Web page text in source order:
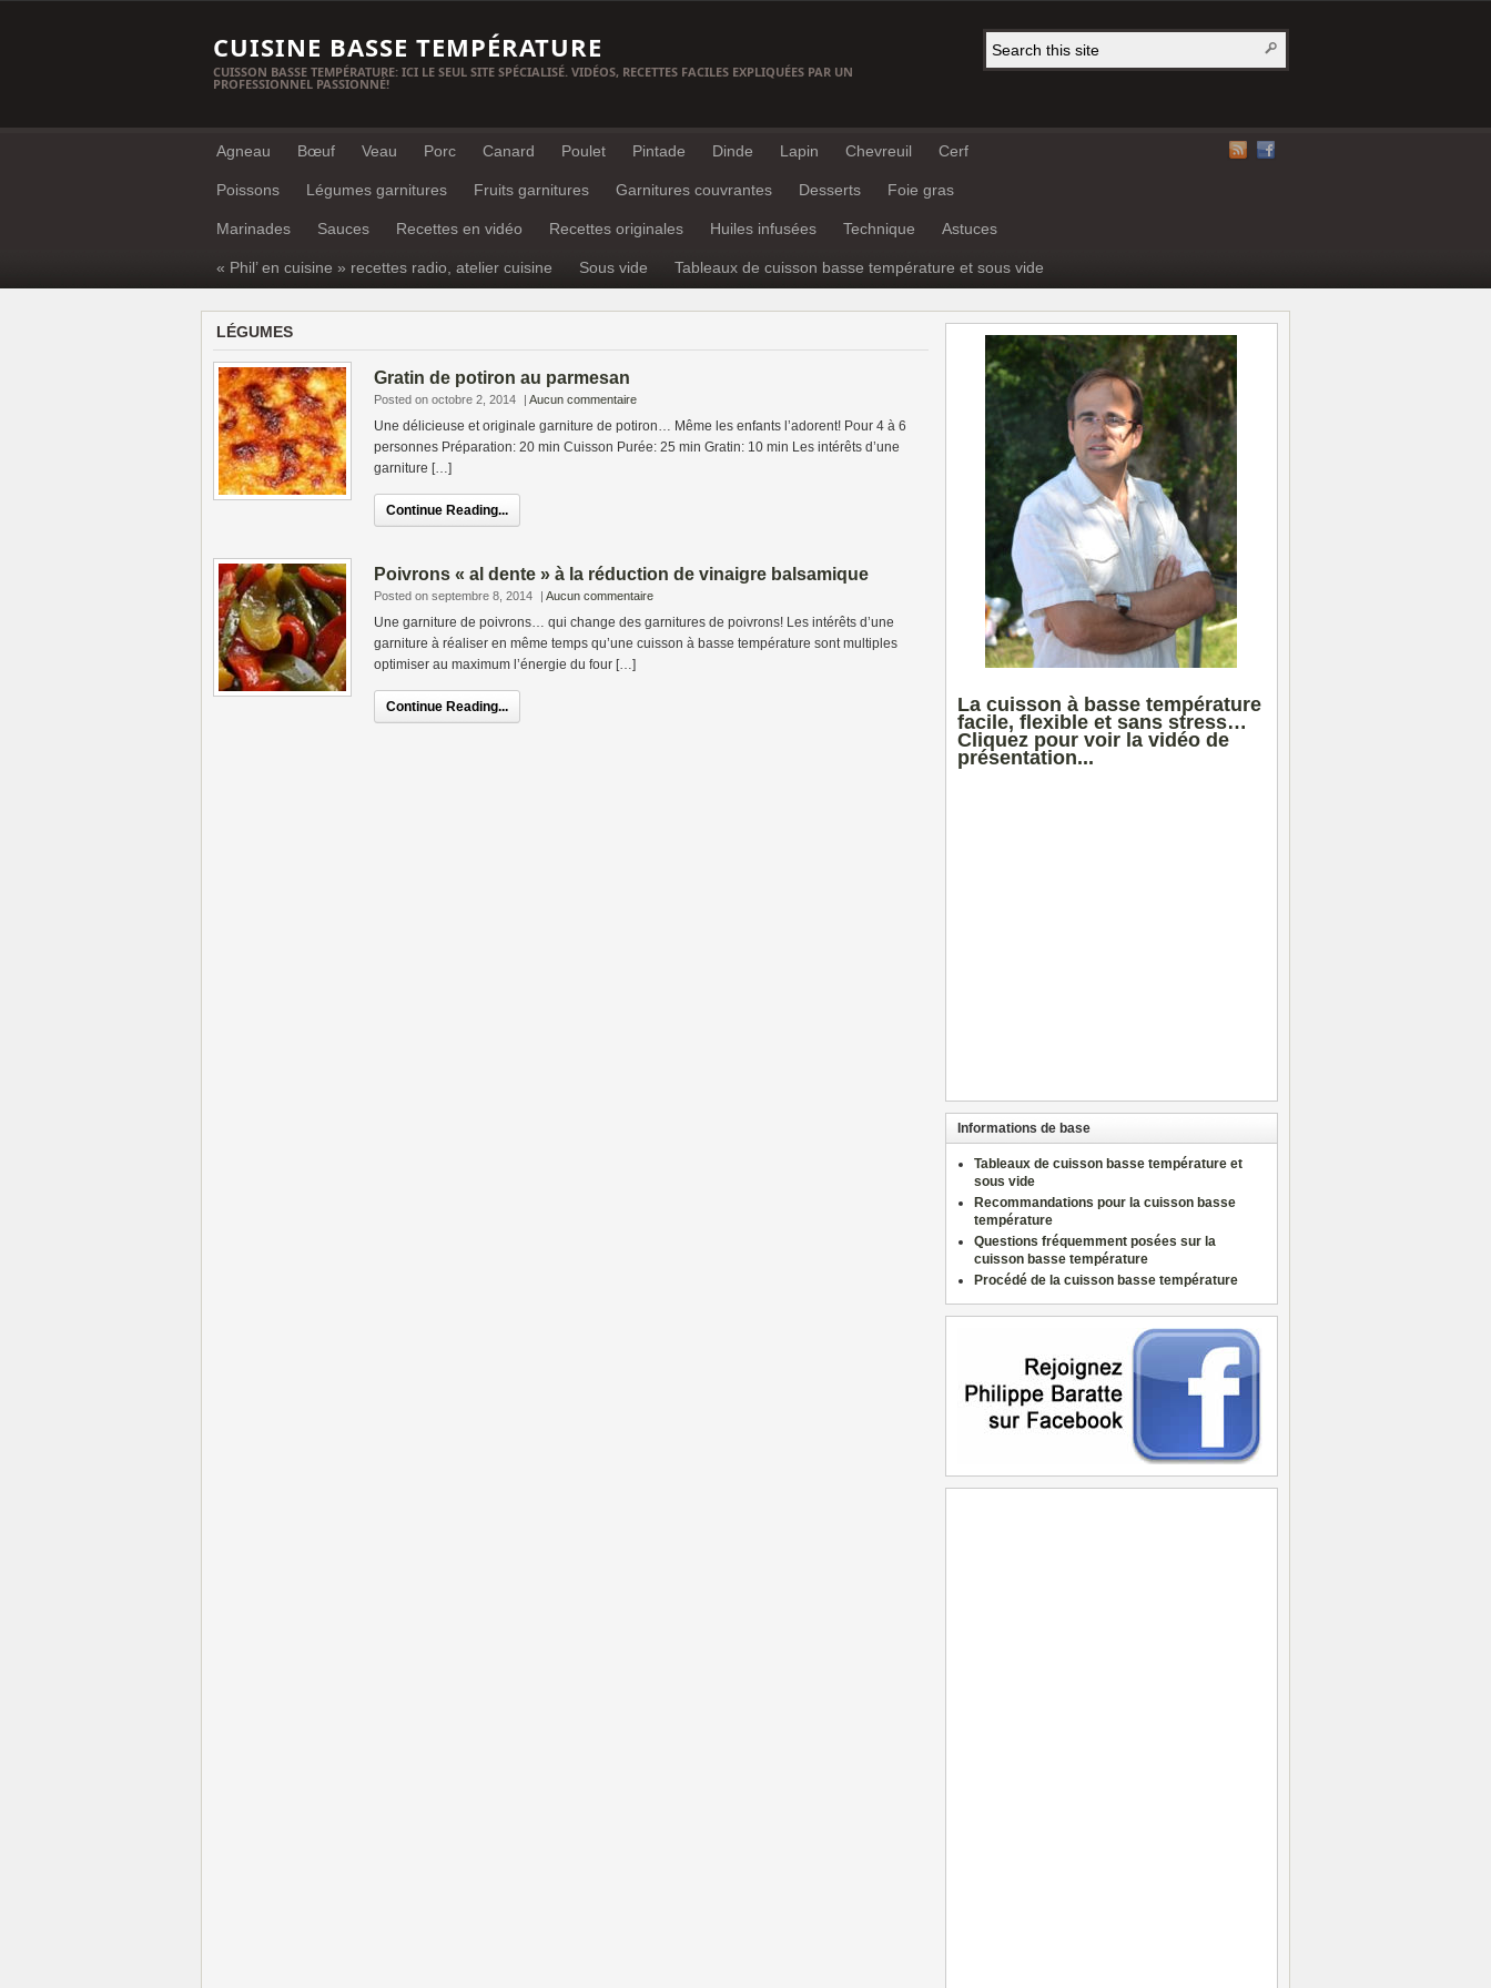
CUISINE BASSE TEMPÉRATURE
CUISSON BASSE TEMPÉRATURE: ICI LE SEUL SITE SPÉCIALISÉ. VIDÉOS, RECETTES FACILES EXPLIQUÉES PAR UN
PROFESSIONNEL PASSIONNÉ!
Agneau Bœuf Veau Porc Canard Poulet Pintade Dinde Lapin Chevreuil Cerf
Poissons Légumes garnitures Fruits garnitures Garnitures couvrantes Desserts Foie gras
Marinades Sauces Recettes en vidéo Recettes originales Huiles infusées Technique Astuces
« Phil’ en cuisine » recettes radio, atelier cuisine Sous vide Tableaux de cuisson basse température et sous vide
LÉGUMES
Gratin de potiron au parmesan
Posted on octobre 2, 2014 | Aucun commentaire
Une délicieuse et originale garniture de potiron… Même les enfants l’adorent! Pour 4 à 6
personnes Préparation: 20 min Cuisson Purée: 25 min Gratin: 10 min Les intérêts d’une
garniture […]
Continue Reading...
Poivrons « al dente » à la réduction de vinaigre balsamique
Posted on septembre 8, 2014 | Aucun commentaire
Une garniture de poivrons… qui change des garnitures de poivrons! Les intérêts d’une
garniture à réaliser en même temps qu’une cuisson à basse température sont multiples
optimiser au maximum l’énergie du four […]
Continue Reading...
La cuisson à basse température
facile, flexible et sans stress…
Cliquez pour voir la vidéo de
présentation...
Informations de base
Tableaux de cuisson basse température et
sous vide
Recommandations pour la cuisson basse
température
Questions fréquemment posées sur la
cuisson basse température
Procédé de la cuisson basse température